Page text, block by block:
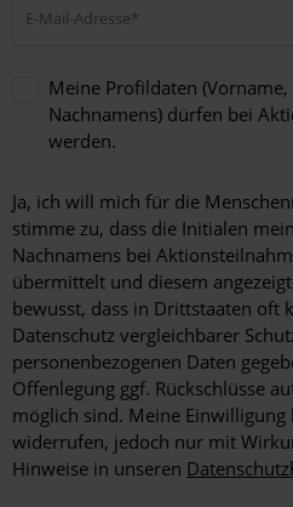
Meine Profildaten
Nachnamens) dürfen bei
werden.
Profildaten
(Vorname,
erster
Buchstabe
des
Nachnamens)
dürfen
bei
Aktionsteilnahme
angezeigt
werden.
Ja, ich will mich für die
stimme zu, dass die Initialen
Nachnamens bei
übermittelt und diesem
bewusst, dass in Drittstaaten oft
Datenschutz vergleichbarer
personenbezogenen Daten
Offenlegung ggf. Rückschlüsse
möglich sind. Meine Einwilligung
widerrufen, jedoch nur mit
Hinweise in unseren